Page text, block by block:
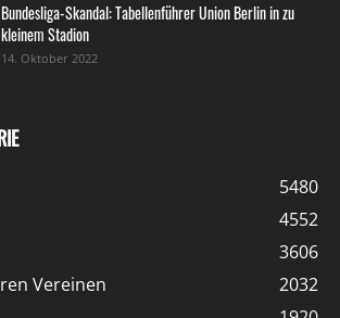
Bundesliga-Skandal: Tabellenführer Union Berlin in zu
kleinem Stadion
14. Oktober 2022
5480
4552
3606
Vereinen
2032